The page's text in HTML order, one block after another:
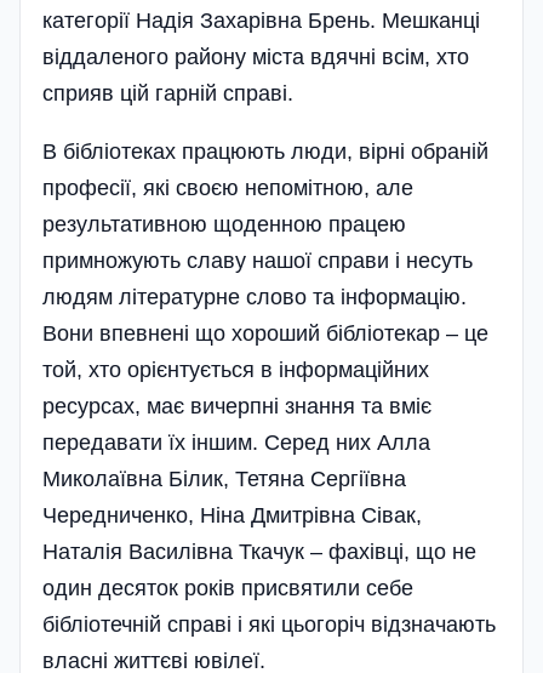
категорії Надія Захарівна Брень. Мешканці
віддаленого району міста вдячні всім, хто
сприяв цій гарній справі.
В бібліотеках працюють люди, вірні обраній
професії, які своєю непомітною, але
результативною щоденною працею
примножують славу нашої справи і несуть
людям літературне слово та інформацію.
Вони впевнені що хороший бібліотекар – це
той, хто орієнтується в інформаційних
ресурсах, має вичерпні знання та вміє
передавати їх іншим. Серед них Алла
Миколаївна Білик, Тетяна Сергіївна
Чередниченко, Ніна Дмитрівна Сівак,
Наталія Василівна Ткачук – фахівці, що не
один десяток років присвятили себе
бібліотечній справі і які цьогоріч відзначають
власні життєві ювілеї.